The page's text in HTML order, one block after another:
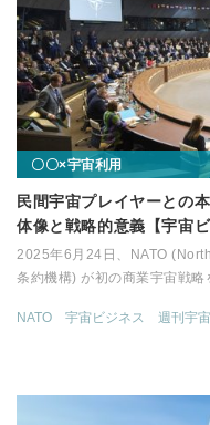
〇〇×宇宙利用
民間宇宙プレイヤーとの
体像と戦略的意義【宇宙
2025年6月24日、NATO
条約機構) が初の商業宇宙戦略
NATO 宇宙ビジネス 週刊宇